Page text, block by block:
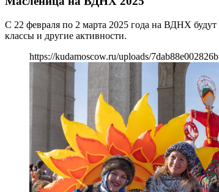
С 22 февраля по 2 марта 2025 года на ВДНХ
классы и другие активности.
https://kudamoscow.ru/uploads/